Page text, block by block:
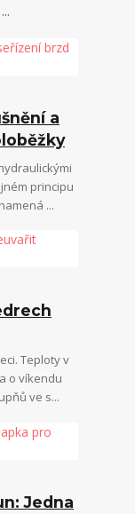
a
principu
...
Teploty v
o víkendu
ve s...
Jedna